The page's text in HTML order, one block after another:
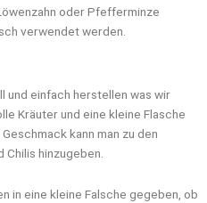
oder Pfefferminze
verwendet werden.
und einfach herstellen was wir
Kräuter und eine kleine Flasche
kann man zu den
Chilis hinzugeben.
in eine kleine Falsche gegeben, ob